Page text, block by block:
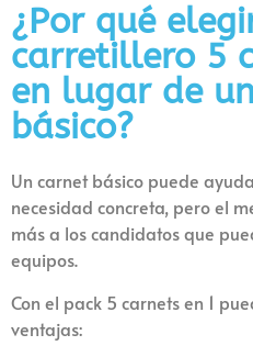
¿Por qué
carretillero 5
en lugar de
básico?
Un carnet básico puede
necesidad concreta, pero el
más a los candidatos que
equipos.
Con el pack 5 carnets en 1
ventajas: